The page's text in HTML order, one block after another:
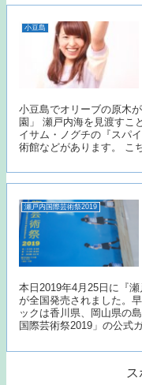
小豆島
小豆島でオリーブの原木
園」 瀬戸内海を見渡すこ
イサム・ノグチの『スパ
術館などがあります。 こ
瀬戸内国際芸術祭2019
本日2019年4月25日に『
が全国発売されました。
ックは香川県、岡山県の
国際芸術祭2019」の公式